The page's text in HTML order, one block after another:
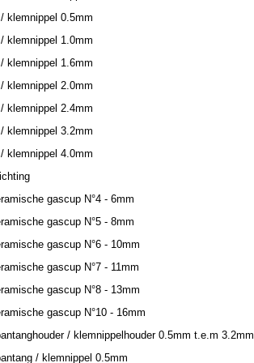
klemnippel 0.5mm
klemnippel 1.0mm
klemnippel 1.6mm
klemnippel 2.0mm
klemnippel 2.4mm
klemnippel 3.2mm
klemnippel 4.0mm
gascup N°4 - 6mm
gascup N°5 - 8mm
gascup N°6 - 10mm
gascup N°7 - 11mm
gascup N°8 - 13mm
gascup N°10 - 16mm
/ klemnippelhouder 0.5mm t.e.m 3.2mm
/ klemnippel 0.5mm